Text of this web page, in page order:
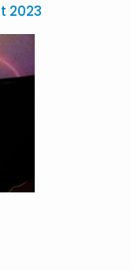
2023